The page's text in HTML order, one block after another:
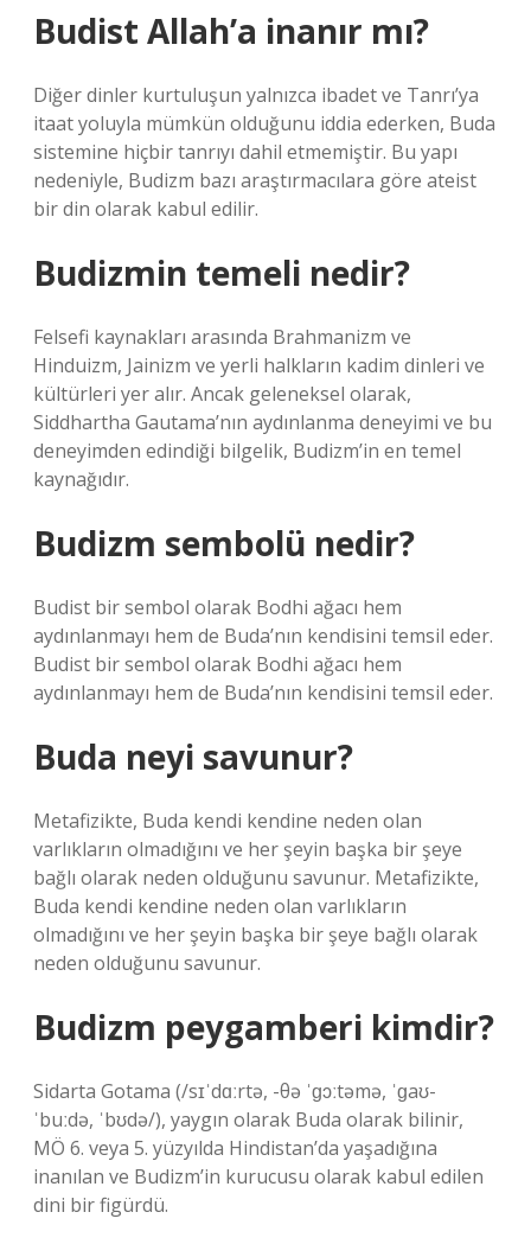
Budist Allah’a inanır mı?
Diğer dinler kurtuluşun yalnızca ibadet ve Tanrı’ya
itaat yoluyla mümkün olduğunu iddia ederken, Buda
sistemine hiçbir tanrıyı dahil etmemiştir. Bu yapı
nedeniyle, Budizm bazı araştırmacılara göre ateist
bir din olarak kabul edilir.
Budizmin temeli nedir?
Felsefi kaynakları arasında Brahmanizm ve
Hinduizm, Jainizm ve yerli halkların kadim dinleri ve
kültürleri yer alır. Ancak geleneksel olarak,
Siddhartha Gautama’nın aydınlanma deneyimi ve bu
deneyimden edindiği bilgelik, Budizm’in en temel
kaynağıdır.
Budizm sembolü nedir?
Budist bir sembol olarak Bodhi ağacı hem
aydınlanmayı hem de Buda’nın kendisini temsil eder.
Budist bir sembol olarak Bodhi ağacı hem
aydınlanmayı hem de Buda’nın kendisini temsil eder.
Buda neyi savunur?
Metafizikte, Buda kendi kendine neden olan
varlıkların olmadığını ve her şeyin başka bir şeye
bağlı olarak neden olduğunu savunur. Metafizikte,
Buda kendi kendine neden olan varlıkların
olmadığını ve her şeyin başka bir şeye bağlı olarak
neden olduğunu savunur.
Budizm peygamberi kimdir?
Sidarta Gotama (/sɪˈdɑːrtə, -θə ˈɡɔːtəmə, ˈɡaʊ-
ˈbuːdə, ˈbʊdə/), yaygın olarak Buda olarak bilinir,
MÖ 6. veya 5. yüzyılda Hindistan’da yaşadığına
inanılan ve Budizm’in kurucusu olarak kabul edilen
dini bir figürdü.